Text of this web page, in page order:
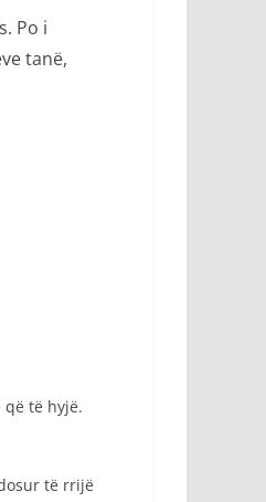
Po i
tanë,
të hyjë.
të rrijë